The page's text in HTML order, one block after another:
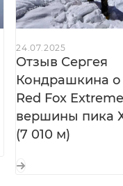
24.07.2025
Отзыв Сергея
Кондрашкина о
Red Fox
вершины пика
(7 010 м)